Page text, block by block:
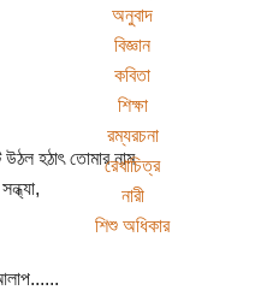
অনুবাদ
বিজ্ঞান
কবিতা
শিক্ষা
রম্যরচনা
রেখাচিত্র
নারী
শিশু অধিকার
উঠল হঠাৎ তোমার নাম